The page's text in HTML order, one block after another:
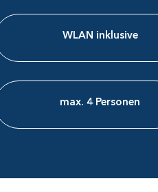
WLAN inklusive​
max. 4 Personen​